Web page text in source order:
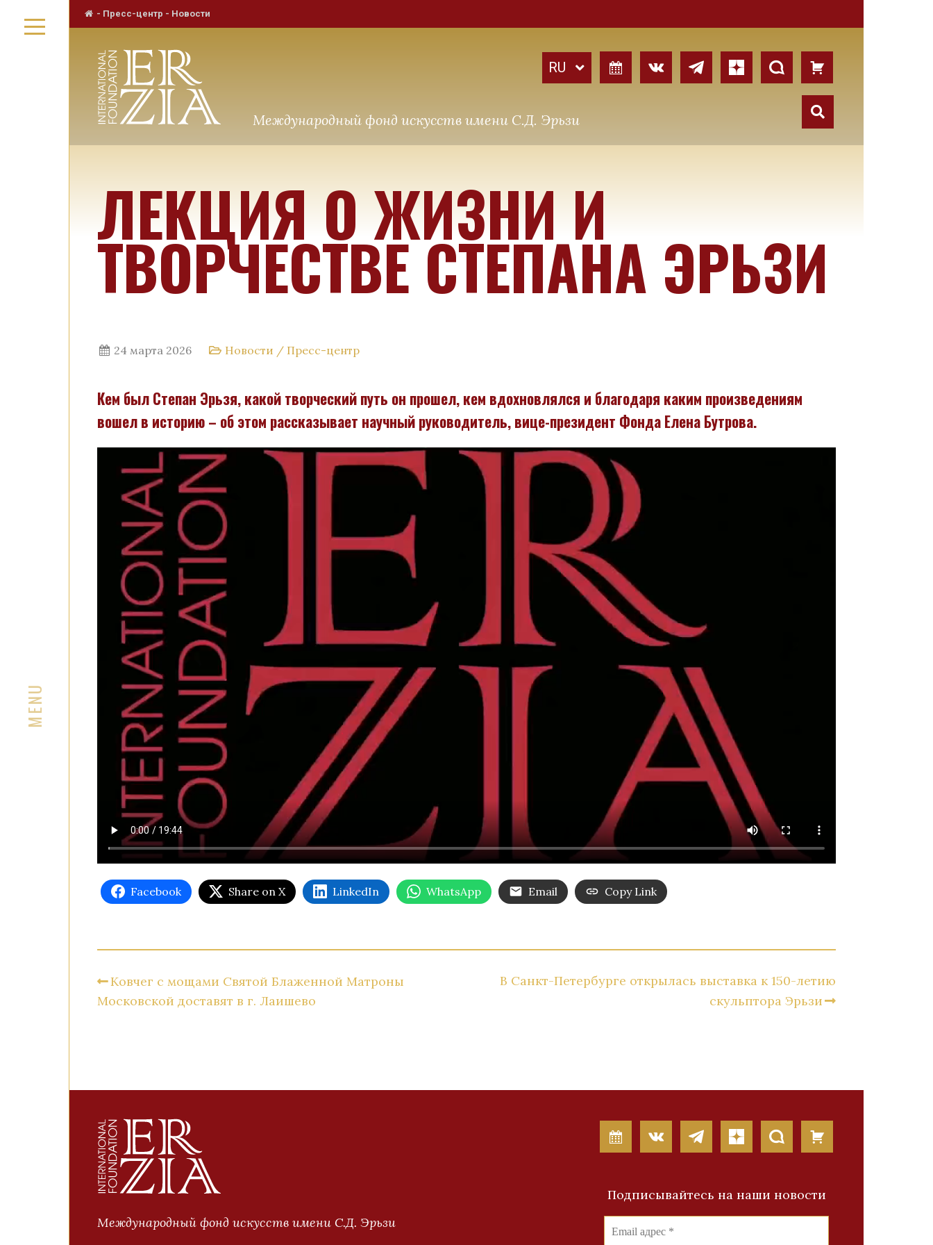
- Пресс-центр - Новости
Международный фонд искусств имени С.Д. Эрьзи
ЛЕКЦИЯ О ЖИЗНИ И
ТВОРЧЕСТВЕ СТЕПАНА ЭРЬЗИ
24 марта 2026 Новости / Пресс-центр
Кем был Степан Эрьзя, какой творческий путь он прошел, кем вдохновлялся и благодаря каким произведениям
вошел в историю – об этом рассказывает научный руководитель, вице-президент Фонда Елена Бутрова.
Facebook Share on X LinkedIn WhatsApp Email Copy Link
Ковчег с мощами Святой Блаженной Матроны
Московской доставят в г. Лаишево
В Санкт-Петербурге открылась выставка к 150-летию
скульптора Эрьзи
Международный фонд искусств имени С.Д. Эрьзи
Подписывайтесь на наши новости